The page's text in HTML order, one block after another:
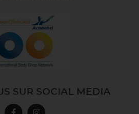
SUR SOCIAL MEDIA